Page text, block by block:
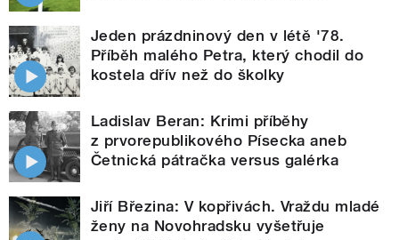
Jeden prázdninový den v létě '78.
Příběh malého Petra, který chodil do
kostela dřív než do školky
Ladislav Beran: Krimi příběhy
z prvorepublikového Písecka aneb
Četnická pátračka versus galérka
Jiří Březina: V kopřivách. Vraždu mladé
ženy na Novohradsku vyšetřuje